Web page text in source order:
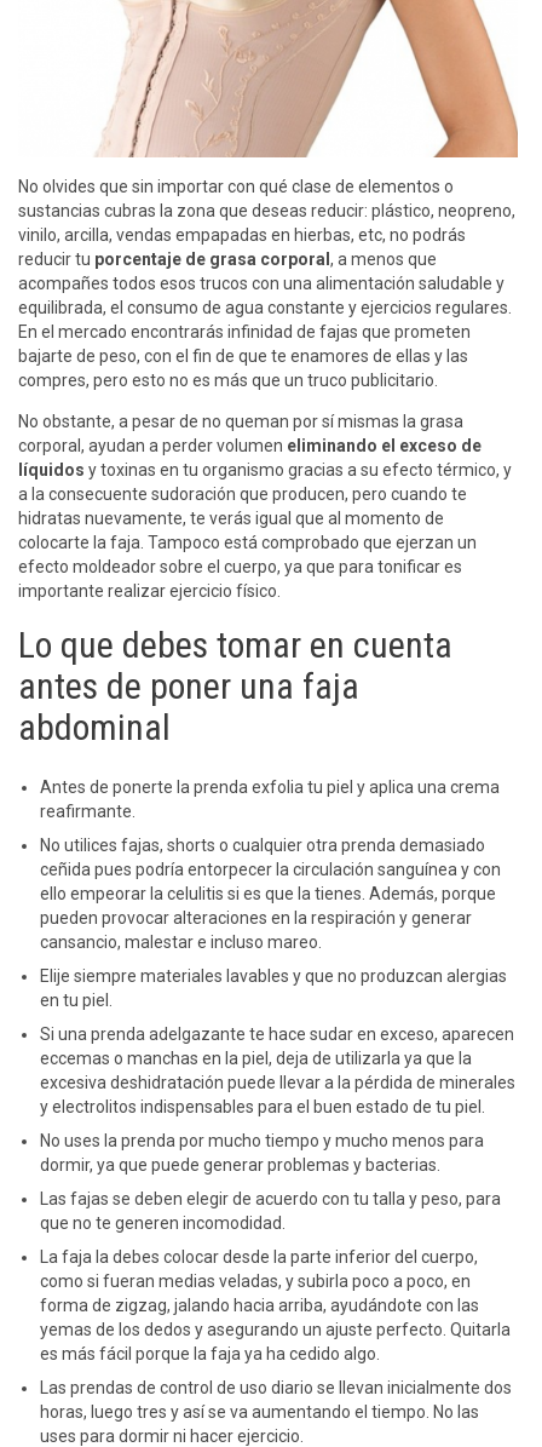
No olvides que sin importar con qué clase de elementos o
sustancias cubras la zona que deseas reducir: plástico, neopreno,
vinilo, arcilla, vendas empapadas en hierbas, etc, no podrás
reducir tu porcentaje de grasa corporal , a menos que
acompañes todos esos trucos con una alimentación saludable y
equilibrada, el consumo de agua constante y ejercicios regulares.
En el mercado encontrarás infinidad de fajas que prometen
bajarte de peso, con el fin de que te enamores de ellas y las
compres, pero esto no es más que un truco publicitario.
No obstante, a pesar de no queman por sí mismas la grasa
corporal, ayudan a perder volumen eliminando el exceso de
líquidos y toxinas en tu organismo gracias a su efecto térmico, y
a la consecuente sudoración que producen, pero cuando te
hidratas nuevamente, te verás igual que al momento de
colocarte la faja. Tampoco está comprobado que ejerzan un
efecto moldeador sobre el cuerpo, ya que para tonificar es
importante realizar ejercicio físico.
Lo que debes tomar en cuenta
antes de poner una faja
abdominal
Antes de ponerte la prenda exfolia tu piel y aplica una crema
reafirmante.
No utilices fajas, shorts o cualquier otra prenda demasiado
ceñida pues podría entorpecer la circulación sanguínea y con
ello empeorar la celulitis si es que la tienes. Además, porque
pueden provocar alteraciones en la respiración y generar
cansancio, malestar e incluso mareo.
Elije siempre materiales lavables y que no produzcan alergias
en tu piel.
Si una prenda adelgazante te hace sudar en exceso, aparecen
eccemas o manchas en la piel, deja de utilizarla ya que la
excesiva deshidratación puede llevar a la pérdida de minerales
y electrolitos indispensables para el buen estado de tu piel.
No uses la prenda por mucho tiempo y mucho menos para
dormir, ya que puede generar problemas y bacterias.
Las fajas se deben elegir de acuerdo con tu talla y peso, para
que no te generen incomodidad.
La faja la debes colocar desde la parte inferior del cuerpo,
como si fueran medias veladas, y subirla poco a poco, en
forma de zigzag, jalando hacia arriba, ayudándote con las
yemas de los dedos y asegurando un ajuste perfecto. Quitarla
es más fácil porque la faja ya ha cedido algo.
Las prendas de control de uso diario se llevan inicialmente dos
horas, luego tres y así se va aumentando el tiempo. No las
uses para dormir ni hacer ejercicio.